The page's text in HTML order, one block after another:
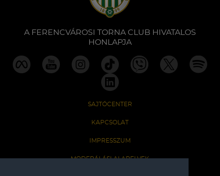
A FERENCVÁROSI TORNA CLUB HIVATALOS
HONLAPJA
SAJTÓCENTER
KAPCSOLAT
IMPRESSZUM
MODERÁLÁSI ALAPELVEK